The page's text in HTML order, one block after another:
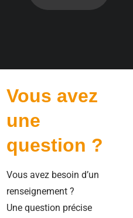
Vous avez
une
question ?
Vous avez besoin d’un
renseignement ?
Une question précise